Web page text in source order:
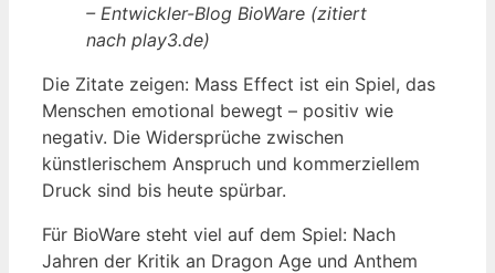
– Entwickler-Blog BioWare (zitiert
nach play3.de)
Die Zitate zeigen: Mass Effect ist ein Spiel, das
Menschen emotional bewegt – positiv wie
negativ. Die Widersprüche zwischen
künstlerischem Anspruch und kommerziellem
Druck sind bis heute spürbar.
Für BioWare steht viel auf dem Spiel: Nach
Jahren der Kritik an Dragon Age und Anthem